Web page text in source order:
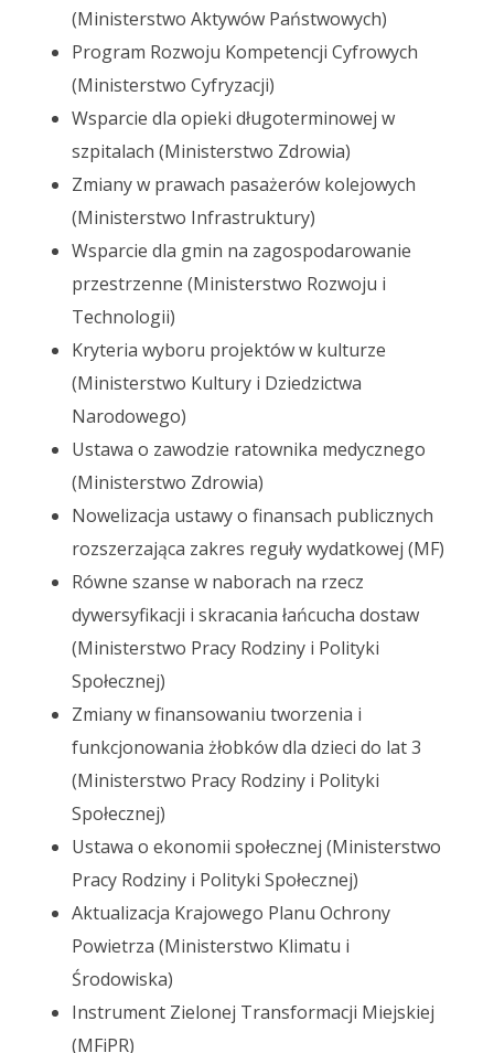
(Ministerstwo Aktywów Państwowych)
Program Rozwoju Kompetencji Cyfrowych
(Ministerstwo Cyfryzacji)
Wsparcie dla opieki długoterminowej w
szpitalach (Ministerstwo Zdrowia)
Zmiany w prawach pasażerów kolejowych
(Ministerstwo Infrastruktury)
Wsparcie dla gmin na zagospodarowanie
przestrzenne (Ministerstwo Rozwoju i
Technologii)
Kryteria wyboru projektów w kulturze
(Ministerstwo Kultury i Dziedzictwa
Narodowego)
Ustawa o zawodzie ratownika medycznego
(Ministerstwo Zdrowia)
Nowelizacja ustawy o finansach publicznych
rozszerzająca zakres reguły wydatkowej (MF)
Równe szanse w naborach na rzecz
dywersyfikacji i skracania łańcucha dostaw
(Ministerstwo Pracy Rodziny i Polityki
Społecznej)
Zmiany w finansowaniu tworzenia i
funkcjonowania żłobków dla dzieci do lat 3
(Ministerstwo Pracy Rodziny i Polityki
Społecznej)
Ustawa o ekonomii społecznej (Ministerstwo
Pracy Rodziny i Polityki Społecznej)
Aktualizacja Krajowego Planu Ochrony
Powietrza (Ministerstwo Klimatu i
Środowiska)
Instrument Zielonej Transformacji Miejskiej
(MFiPR)